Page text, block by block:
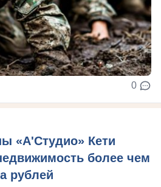
0
«А'Студио» Кети
более чем
рублей